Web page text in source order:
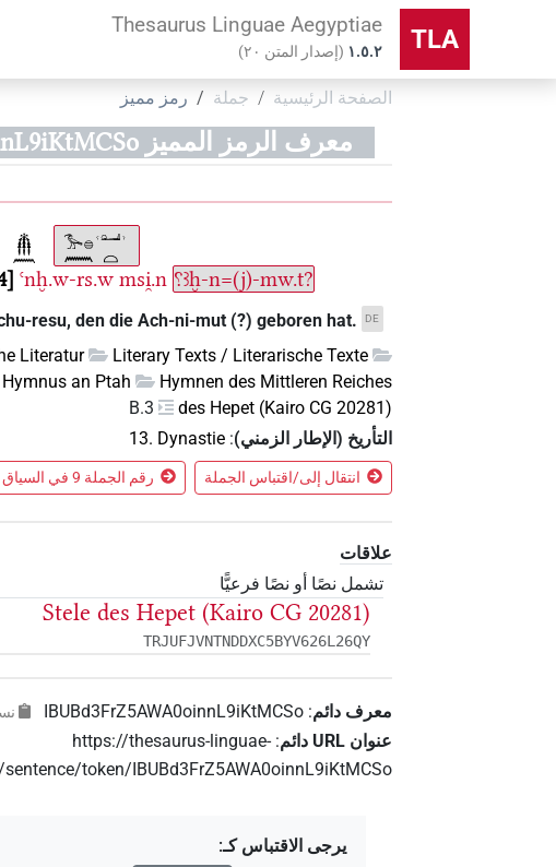
TLA
Thesaurus Linguae Aegyptiae
۱.٥.٢ (إصدار المتن ٢٠)
الصفحة الرئيسية جملة رمز مميز
معرف الرمز المميز IBUBd3FrZ5AWA0oinnL9iKtMCSo
ꜥnḫ.w-rs.w msi̯.n ⸮ꜣḫ-n=(j)-mw.t?
DE
resu, den die Ach-ni-mut (?) geboren hat.
Literary Texts / Literarische Texte
Literatur
Hymnen des Mittleren Reiches
Hymnus an Ptah
des Hepet (Kairo CG 20281)
B.3
التأريخ (الإطار الزمني):
13. Dynastie
انتقال إلى/اقتباس الجملة رقم الجملة 9 في السياق
علاقات
تشمل نصًا أو نصًا فرعيًّا
Stele des Hepet (Kairo CG 20281)
TRJUFJVNTNDDXC5BYV626L26QY
معرف دائم:
IBUBd3FrZ5AWA0oinnL9iKtMCSo
عنوان‏ ‏URL‏ دائم :
https://thesaurus-linguae-
token/IBUBd3FrZ5AWA0oinnL9iKtMCSo
يرجى الاقتباس كـ: